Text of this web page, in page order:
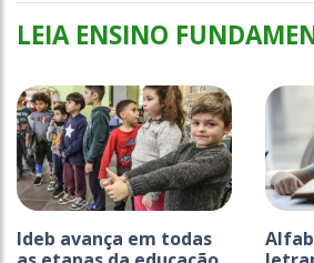
LEIA ENSINO
Ideb avança em todas